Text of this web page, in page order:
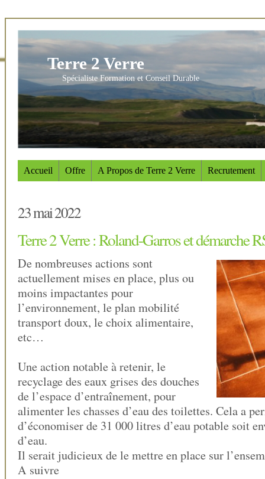
Terre 2 Verre
Spécialiste Formation et Conseil Durable
Accueil Offre A Propos de Terre 2 Verre Recrutement
23 mai 2022
Terre 2 Verre : Roland-Garros et démarche
De nombreuses actions sont
actuellement mises en place, plus ou
moins impactantes pour
l’environnement, le plan mobilité
transport doux, le choix alimentaire,
etc…
Une action notable à retenir, le
recyclage des eaux grises des douches
de l’espace d’entraînement, pour
alimenter les chasses d’eau des toilettes. Cela a
d’économiser de 31 000 litres d’eau potable soit
d’eau.
Il serait judicieux de le mettre en place sur
A suivre